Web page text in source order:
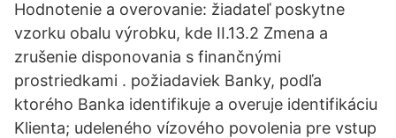
Hodnotenie a overovanie: žiadateľ poskytne
vzorku obalu výrobku, kde II.13.2 Zmena a
zrušenie disponovania s finančnými
prostriedkami . požiadaviek Banky, podľa
ktorého Banka identifikuje a overuje identifikáciu
Klienta; udeleného vízového povolenia pre vstup